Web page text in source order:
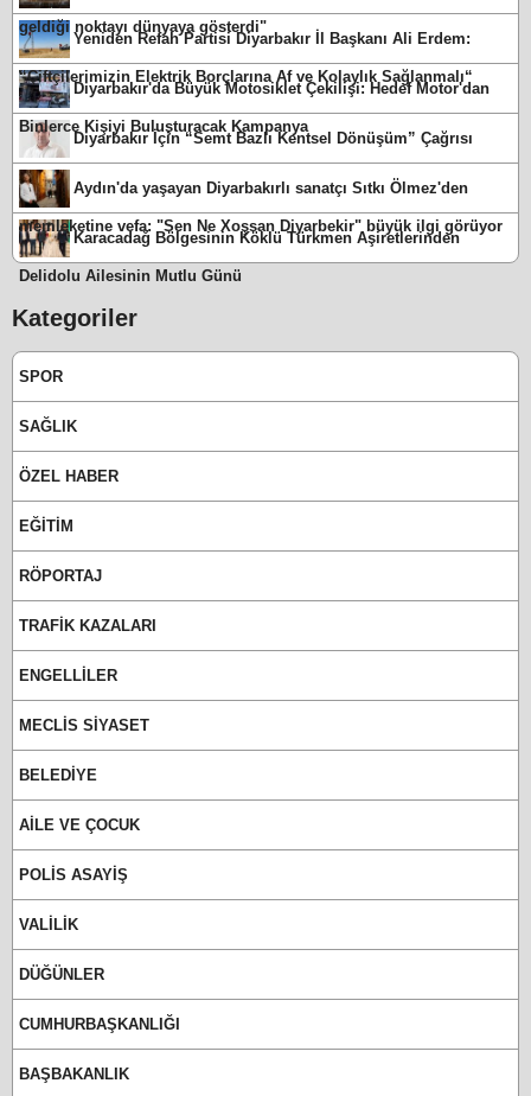
geldiği noktayı dünyaya gösterdi"
Yeniden Refah Partisi Diyarbakır İl Başkanı Ali Erdem:
“Çiftçilerimizin Elektrik Borçlarına Af ve Kolaylık Sağlanmalı“
Diyarbakır'da Büyük Motosiklet Çekilişi: Hedef Motor'dan
Binlerce Kişiyi Buluşturacak Kampanya
Diyarbakır İçin “Semt Bazlı Kentsel Dönüşüm” Çağrısı
Aydın'da yaşayan Diyarbakırlı sanatçı Sıtkı Ölmez'den
memleketine vefa: "Sen Ne Xoşsan Diyarbekir" büyük ilgi görüyor
Karacadağ Bölgesinin Köklü Türkmen Aşiretlerinden
Delidolu Ailesinin Mutlu Günü
Kategoriler
SPOR
SAĞLIK
ÖZEL HABER
EĞİTİM
RÖPORTAJ
TRAFİK KAZALARI
ENGELLİLER
MECLİS SİYASET
BELEDİYE
AİLE VE ÇOCUK
POLİS ASAYİŞ
VALİLİK
DÜĞÜNLER
CUMHURBAŞKANLIĞI
BAŞBAKANLIK